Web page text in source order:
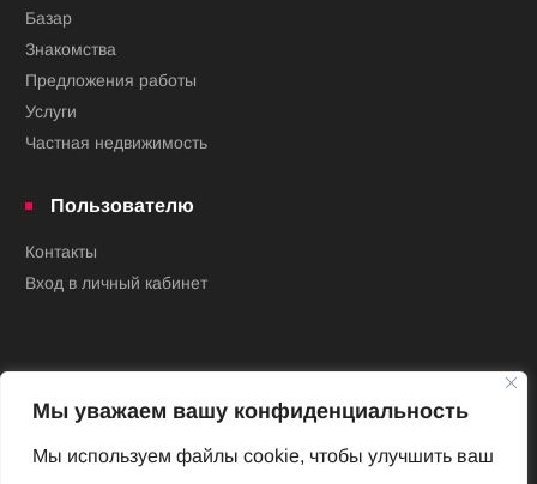
Мы уважаем вашу конфиденциальность
Мы используем файлы cookie, чтобы улучшить ваш
Базар
Знакомства
Предложения работы
Услуги
Частная недвижимость
Пользователю
Контакты
Вход в личный кабинет